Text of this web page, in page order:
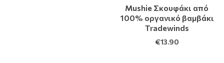
Mushie Σκουφάκι από
100% οργανικό βαμβάκι
Tradewinds
€13.90